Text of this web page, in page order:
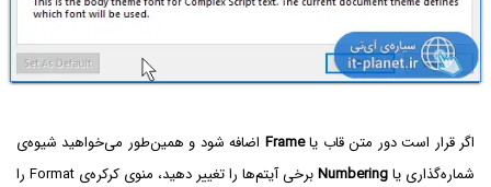
اگر قرار است دور متن قاب یاFrame اضافه شود و همین‌طور می‌خواهید شیوه‌ی
شماره‌گذاری یاNumbering
برخی آیتم‌ها را تغییر دهید، منوی کرکره‌ی Format را